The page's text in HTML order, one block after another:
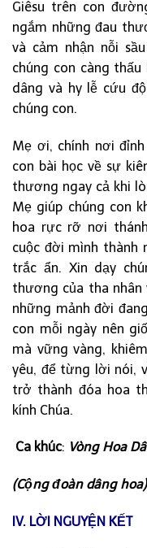
Giêsu trên con
ngắm những đau
và cảm nhận nỗi
chúng con càng
dâng và hy lễ cứu
chúng con.
Mẹ ơi, chính nơi
con bài học về sự
thương ngay cả khi
Mẹ giúp chúng con
hoa rực rỡ nơi
cuộc đời mình thành
trắc ẩn. Xin dạy
thương của tha nhân
những mảnh đời
con mỗi ngày nên
mà vững vàng,
yêu, để từng lời nói,
trở thành đóa hoa
kính Chúa.
Ca khúc: Vòng Hoa
(Cộng đoàn dâng hoa)
IV. LỜI NGUYỆN KẾT